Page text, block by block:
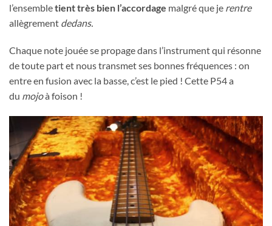
l’ensembletient très bien l’accordage malgré que je rentre
allègrement dedans.
Chaque note jouée se propage dans l’instrument qui résonne
de toute part et nous transmet ses bonnes fréquences : on
entre en fusion avec la basse, c’est le pied ! Cette P54 a
du mojoà foison !